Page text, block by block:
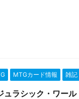
MTGカード情報 雑記
ュラシック・ワー